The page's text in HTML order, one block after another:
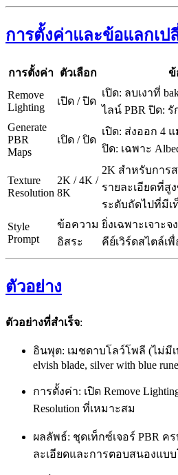
การตั้งค่าและข้อแลกเป
การตั้งค่า ตัวเลือก
ข้
Remove
Lighting
เปิด / ปิด
เปิด: ลบเงาที่
ไลน์ PBR ปิด:
Generate
PBR
Maps
เปิด / ปิด
เปิด: ส่งออก 4
ปิด: เฉพาะ
Texture
Resolution
2K / 4K /
8K
2K สำหรับการ
รายละเอียดที่สู
ระดับถัดไปที่มีเ
Style
Prompt
ข้อความ
อิสระ
ยิ่งเฉพาะเจาะ
คีย์เวิร์ดสไตล์เ
ตัวอย่าง
ตัวอย่างที่สำเร็จ:
อินพุต: เมชดาบโลว์โพลี (ไม่มีเ
elvish blade, silver with blue
การตั้งค่า: เปิด Remove
Resolution ที่เหมาะสม
ผลลัพธ์: ชุดเท็กซ์เจอร์ PBR ค
ละเอียดและการตอบสนองแบ